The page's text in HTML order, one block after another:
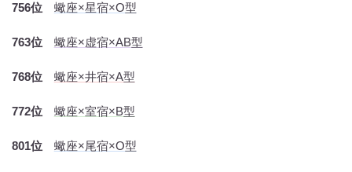
756位 蠍座×星宿×O型
763位 蠍座×虚宿×AB型
768位 蠍座×井宿×A型
772位 蠍座×室宿×B型
801位 蠍座×尾宿×O型